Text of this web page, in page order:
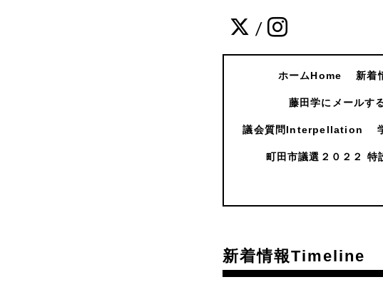
/
ホームHome 新着
藤田学にメールす
議会質問Interpellation
町田市議選２０２２ 特
新着情報Timeline